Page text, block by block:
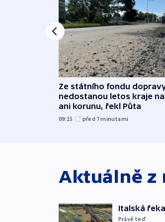
Ze státního fondu
nedostanou letos kraje
ani korunu, řekl Půta
09:15 před 7minutami
Aktuálně
Italská
Právě teď